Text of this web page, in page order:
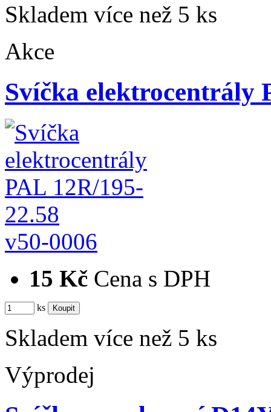
Skladem více než 5 ks
Akce
Svíčka elektrocentrály
v50-0006
15 Kč Cena s DPH
ks
Skladem více než 5 ks
Výprodej